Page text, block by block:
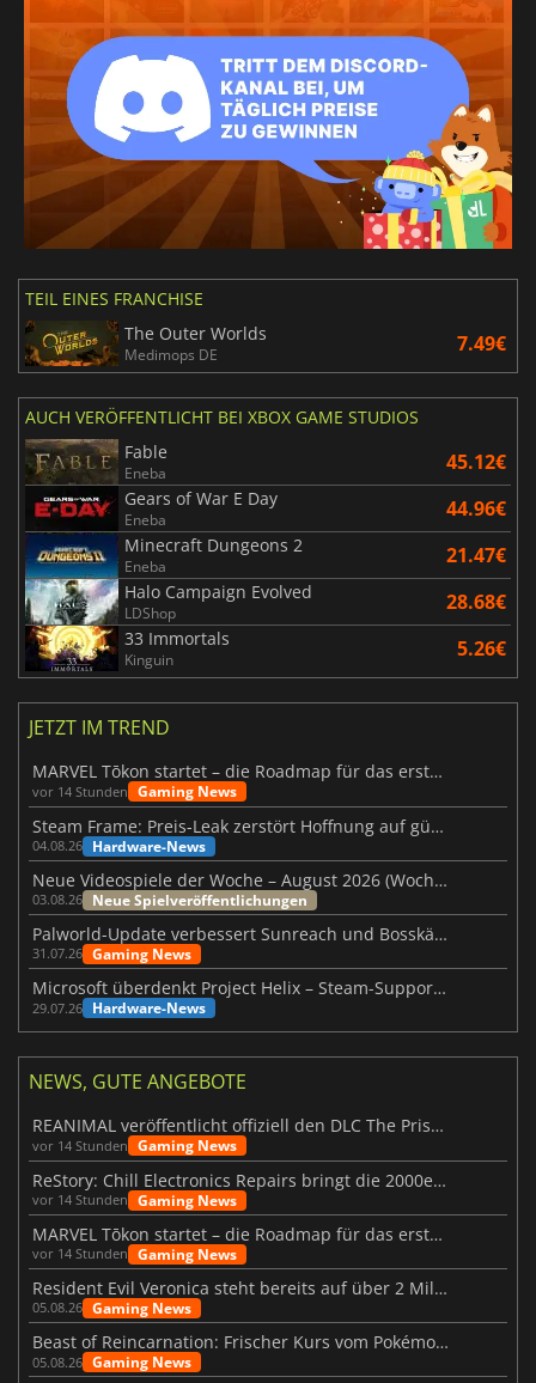
TEIL EINES FRANCHISE
The Outer Worlds
Medimops DE 7.49€
AUCH VERÖFFENTLICHT BEI XBOX GAME STUDIOS
Fable
Eneba 45.12€
Gears of War E Day
Eneba 44.96€
Minecraft Dungeons 2
Eneba 21.47€
Halo Campaign Evolved
LDShop 28.68€
33 Immortals
Kinguin 5.26€
JETZT IM TREND
MARVEL Tōkon startet – die Roadmap für das erste Jahr wurde vorgestellt
vor 14 Stunden Gaming News
Steam Frame: Preis-Leak zerstört Hoffnung auf günstiges VR-Headset
04.08.26 Hardware-News
Neue Videospiele der Woche – August 2026 (Woche 32)
03.08.26 Neue Spielveröffentlichungen
Palworld-Update verbessert Sunreach und Bosskämpfe deutlich
31.07.26 Gaming News
Microsoft überdenkt Project Helix – Steam-Support gefährdet
29.07.26 Hardware-News
NEWS, GUTE ANGEBOTE
REANIMAL veröffentlicht offiziell den DLC The Prisoner
vor 14 Stunden Gaming News
ReStory: Chill Electronics Repairs bringt die 2000er zurück
vor 14 Stunden Gaming News
MARVEL Tōkon startet – die Roadmap für das erste Jahr wurde vorgestellt
vor 14 Stunden Gaming News
Resident Evil Veronica steht bereits auf über 2 Millionen Wunschlisten
05.08.26 Gaming News
Beast of Reincarnation: Frischer Kurs vom Pokémon-Studio
05.08.26 Gaming News